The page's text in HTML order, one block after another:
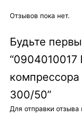
Отзывов пока нет.
Будьте
“0904010017
300/50”
Для отправки